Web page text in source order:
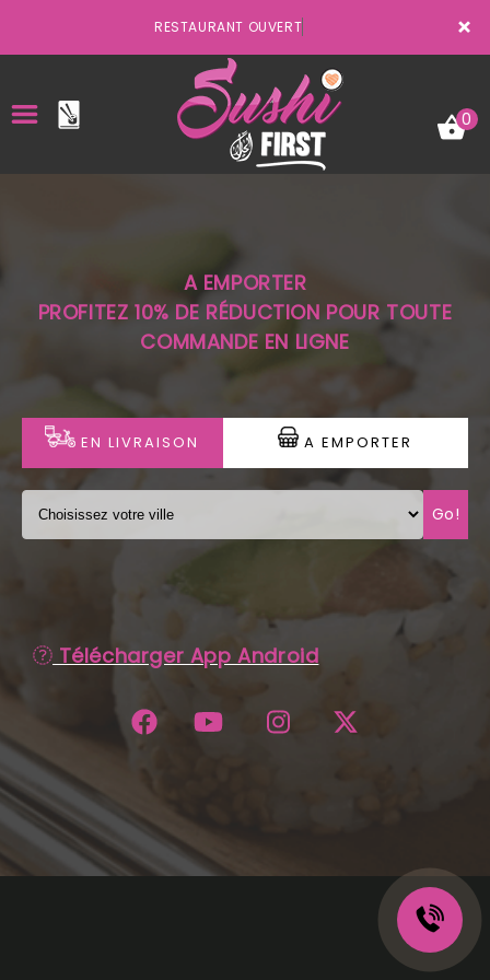
×
RESTAURANT OUVERT
LA CARTE
VOTRE COMPTE
NOTRE RESTAURANT
VOS AVIS
MENTIONS LÉGALES
C.G.V
0
A EMPORTER
PROFITEZ 10% DE RÉDUCTION POUR TOUTE
COMMANDE EN LIGNE
EN LIVRAISON A EMPORTER
Go!
Télécharger App Android